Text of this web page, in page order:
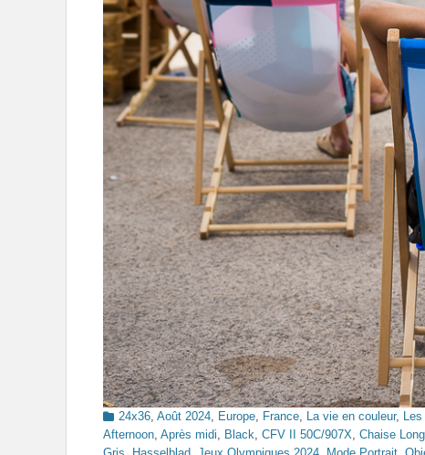
Categories
24x36 Août 2024 Europe France La vie en couleur,
Afternoon Après midi Black CFV II 50C/907X Chaise
Gris
Hasselblad Jeux Olympiques 2024 Mode Portrait